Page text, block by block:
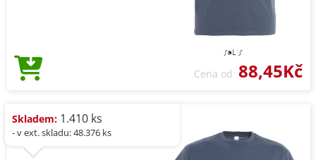
Cena od 88,45Kč
Skladem: 1.410 ks
- v ext. skladu: 48.376 ks